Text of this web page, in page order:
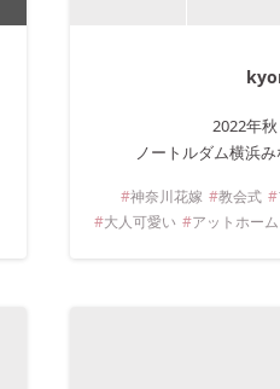
2022年秋
ノートルダム横浜
神奈川花嫁 教会式
大人可愛い
アットホーム